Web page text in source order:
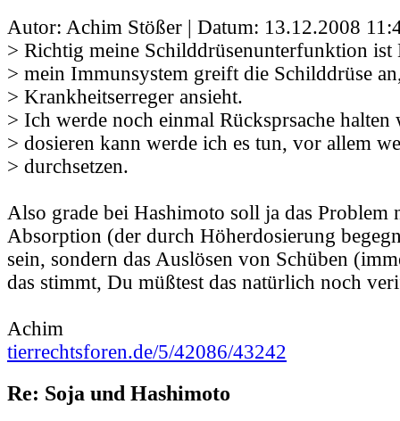
Autor: Achim Stößer | Datum: 13.12.2008
> Richtig meine Schilddrüsenunterfunktion ist
> mein Immunsystem greift die Schilddrüse
> Krankheitserreger ansieht.
> Ich werde noch einmal Rücksprsache halten
> dosieren kann werde ich es tun, vor allem
> durchsetzen.
Also grade bei Hashimoto soll ja das Problem
Absorption (der durch Höherdosierung
sein, sondern das Auslösen von Schüben
das stimmt, Du müßtest das natürlich noch
Achim
tierrechtsforen.de/5/42086/43242
Re: Soja und Hashimoto